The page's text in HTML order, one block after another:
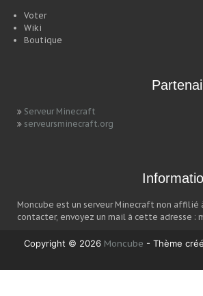
Voter
Wiki
Boutique
Serveur Minecraft
serveursminecraft.org
Moncube est un serveur Minecraft non affilié
contacter, envoyez un mail à cette adresse :
Copyright © 2026 Moncube - Thème